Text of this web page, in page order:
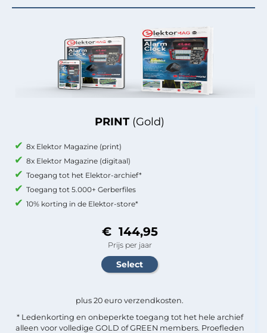
PRINT (Gold)
8x Elektor Magazine (print)
8x Elektor Magazine (digitaal)
Toegang tot het Elektor-archief*
Toegang tot 5.000+ Gerberfiles
10% korting in de Elektor-store*
€ 144,95
Prijs per jaar
plus 20 euro verzendkosten.
* Ledenkorting en onbeperkte toegang tot het hele archief
alleen voor volledige GOLD of GREEN members. Proefleden